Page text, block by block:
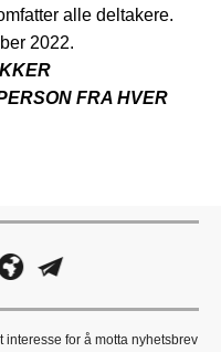
alle deltakere.
2022.
FRA HVER
for å motta nyhetsbrev